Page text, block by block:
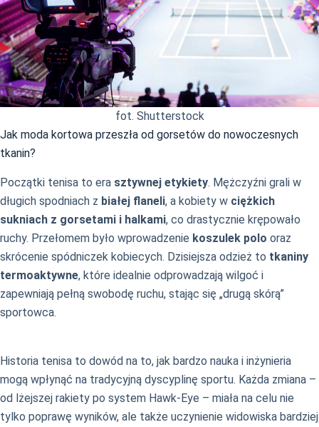
fot. Shutterstock
Jak moda kortowa przeszła od gorsetów do nowoczesnych
tkanin?
Początki tenisa to era sztywnej etykiety. Mężczyźni grali w
długich spodniach z białej flaneli, a kobiety w ciężkich
sukniach z gorsetami i halkami, co drastycznie krępowało
ruchy. Przełomem było wprowadzenie koszulek polo oraz
skrócenie spódniczek kobiecych. Dzisiejsza odzież to tkaniny
termoaktywne, które idealnie odprowadzają wilgoć i
zapewniają pełną swobodę ruchu, stając się „drugą skórą”
sportowca.
Historia tenisa to dowód na to, jak bardzo nauka i inżynieria
mogą wpłynąć na tradycyjną dyscyplinę sportu. Każda zmiana –
od lżejszej rakiety po system Hawk-Eye – miała na celu nie
tylko poprawę wyników, ale także uczynienie widowiska bardziej